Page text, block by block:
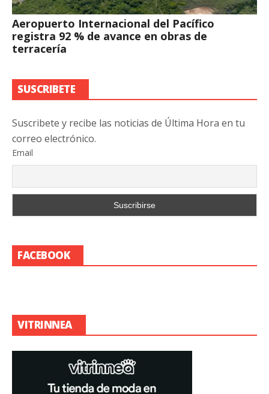
Aeropuerto Internacional del Pacífico
registra 92 % de avance en obras de
terracería
SUSCRIBETE
Suscribete y recibe las noticias de Última Hora en tu
correo electrónico.
Email
FACEBOOK
VITRINNEA